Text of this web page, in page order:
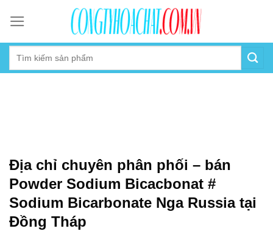
content
Địa chỉ chuyên phân phối – bán
Powder Sodium Bicacbonat #
Sodium Bicarbonate Nga Russia tại
Đồng Tháp